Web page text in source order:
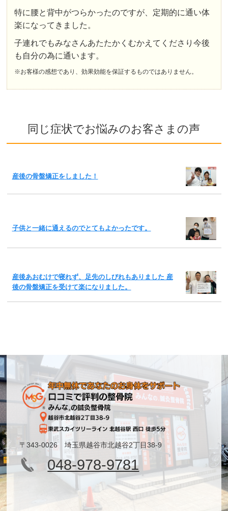
特に腰と背中がつらかったのですが、定期的に通い体
楽になってきました。
子連れでもみなさんあたたかくむかえてくださり今後
も自分の為に通います。
※お客様の感想であり、効果効能を保証するものではありません。
同じ症状でお悩みのお客さまの声
産後の骨盤矯正をしました！
子供と一緒に通えるのでとてもよかったです。
産後あおむけで寝れず、足先のしびれもありました 産
後の骨盤矯正を受けて楽になりました。
〒343-0026 埼玉県越谷市北越谷2丁目38-9
048-978-9781